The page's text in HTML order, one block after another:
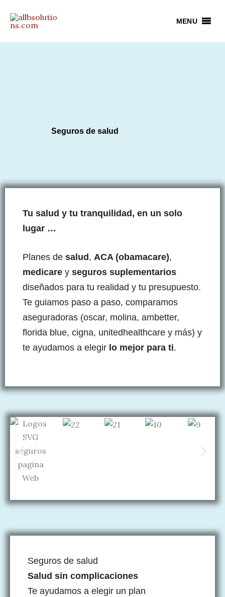
MENU
Seguros de salud
Tu salud y tu tranquilidad, en un solo
lugar …
Planes de salud , ACA (obamacare),
medicare y seguros suplementarios
diseñados para tu realidad y tu presupuesto.
Te guiamos paso a paso, comparamos
aseguradoras (oscar, molina, ambetter,
florida blue, cigna, unitedhealthcare y más) y
te ayudamos a elegir lo mejor para ti.
Seguros de salud
Salud sin complicaciones
Te ayudamos a elegir un plan